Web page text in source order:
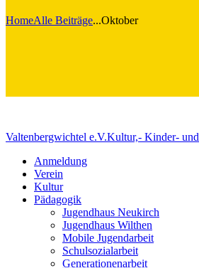
HomeAlle Beiträge...Oktober
Valtenbergwichtel e.V.Kultur,- Kinder-
Anmeldung
Verein
Kultur
Pädagogik
Jugendhaus Neukirch
Jugendhaus Wilthen
Mobile Jugendarbeit
Schulsozialarbeit
Generationenarbeit